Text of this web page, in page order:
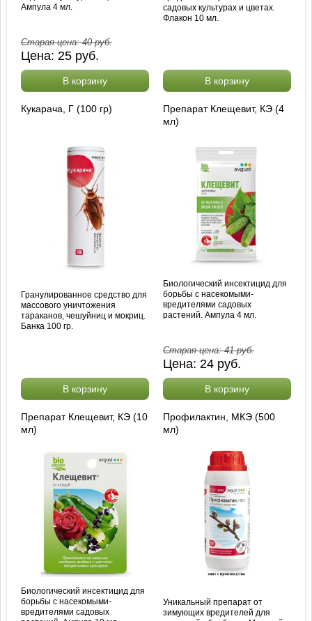
Ампула 4 мл.
Старая цена:40руб.
Цена: 25 руб.
В корзину
садовых культурах и цветах.
Флакон 10 мл.
В корзину
Кукарача, Г (100 гр)
Гранулированное средство для
массового уничтожения
тараканов, чешуйниц и мокриц.
Банка 100 гр.
В корзину
Препарат Клещевит, КЭ (4
мл)
Биологический инсектицид для
борьбы с насекомыми-
вредителями садовых
растений. Ампула 4 мл.
Старая цена:41руб.
Цена: 24 руб.
В корзину
Препарат Клещевит, КЭ (10
мл)
Биологический инсектицид для
борьбы с насекомыми-
вредителями садовых
Профилактин, МКЭ (500
мл)
Уникальный препарат от
зимующих вредителей для